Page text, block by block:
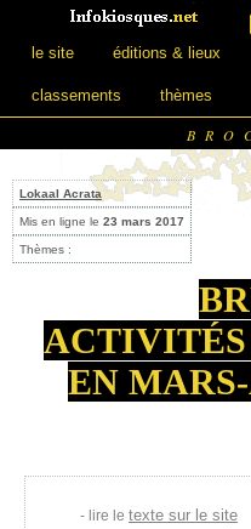
le site éditions & lieux
classements thèmes
Lokaal Acrata
Mis en ligne le 23 mars 2017
Thèmes :
EN
lire le texte sur le site